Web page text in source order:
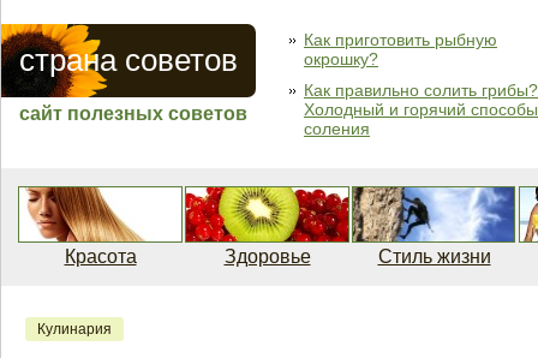
страна советов
сайт полезных советов
Как приготовить рыбную
окрошку?
Как правильно солить грибы?
Холодный и горячий способы
соления
Красота Здоровье Стиль жизни
Кулинария